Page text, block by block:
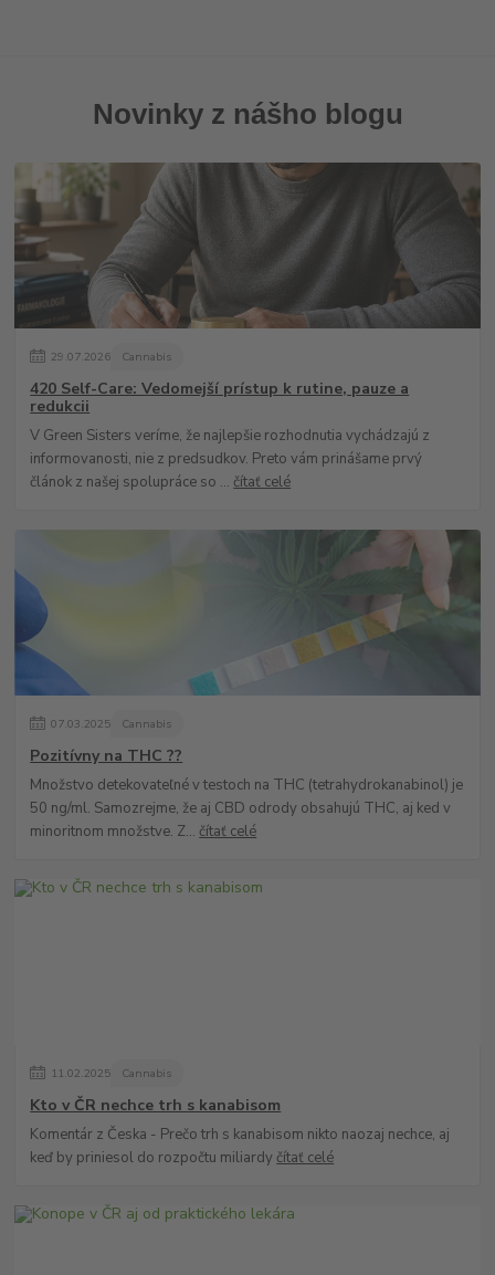
Novinky z nášho blogu
29.07.2026 Cannabis
420 Self-Care: Vedomejší prístup k rutine, pauze a
redukcii
V Green Sisters veríme, že najlepšie rozhodnutia vychádzajú z
informovanosti, nie z predsudkov. Preto vám prinášame prvý
článok z našej spolupráce so ... čítať celé
07.03.2025 Cannabis
Pozitívny na THC ??
Množstvo detekovateľné v testoch na THC (tetrahydrokanabinol) je
50 ng/ml. Samozrejme, že aj CBD odrody obsahujú THC, aj ked v
minoritnom množstve. Z... čítať celé
11.02.2025 Cannabis
Kto v ČR nechce trh s kanabisom
Komentár z Česka - Prečo trh s kanabisom nikto naozaj nechce, aj
keď by priniesol do rozpočtu miliardy čítať celé